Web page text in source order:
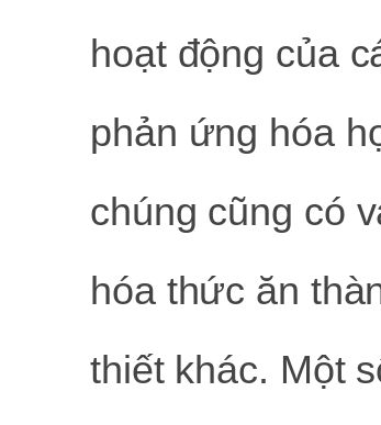
hoạt động của
phản ứng hóa
chúng cũng có
hóa thức ăn
thiết khác. Một